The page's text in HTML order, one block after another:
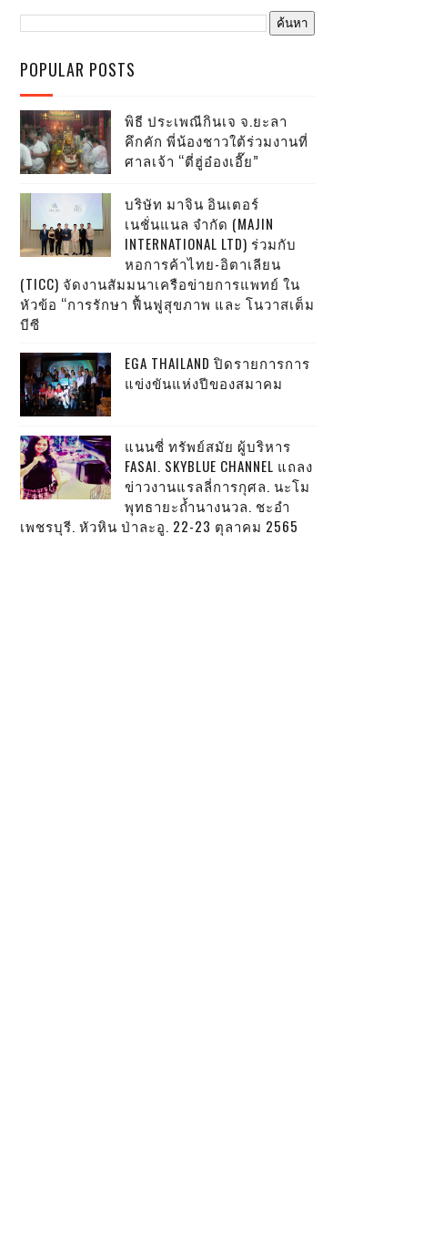
POPULAR POSTS
พิธี ประเพณีกินเจ จ.ยะลา
คึกคัก พี่น้องชาวใต้ร่วมงานที่
ศาลเจ้า “ตี่ฮู่อ๋องเอี๊ย”
บริษัท มาจิน อินเตอร์
เนชั่นแนล จำกัด (MAJIN
INTERNATIONAL LTD) ร่วมกับ
หอการค้าไทย-อิตาเลียน
(TICC) จัดงานสัมมนาเครือข่ายการแพทย์ ใน
หัวข้อ “การรักษา ฟื้นฟูสุขภาพ และ โนวาสเต็ม
บีซี
EGA THAILAND ปิดรายการการ
แข่งขันแห่งปีของสมาคม
แนนซี่ ทรัพย์สมัย ผู้บริหาร
FASAI. SKYBLUE CHANNEL แถลง
ข่าวงานแรลลี่การกุศล. นะโม
พุทธายะถ้ำนางนวล. ชะอำ
เพชรบุรี. หัวหิน ป่าละอู. 22-23 ตุลาคม 2565